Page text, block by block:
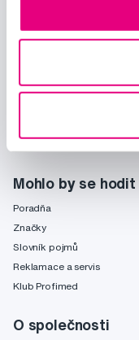
Vše o nákupu
Způsob doručení
Mohlo by se hodit
Poradňa
Značky
Slovník pojmů
Reklamace a servis
Klub Profimed
O společnosti